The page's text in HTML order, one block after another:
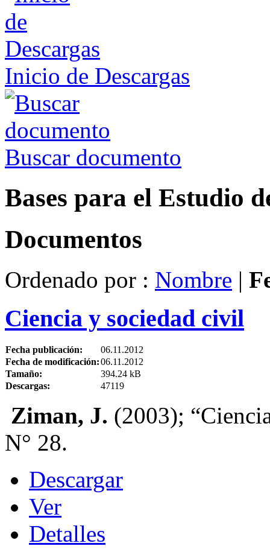
Inicio de Descargas
Buscar documento
Bases para el Estudio
Documentos
Ordenado por : Nombre |
Ciencia y sociedad civil
Fecha publicación:
06.11.2012
Fecha de modificación:06.11.2012
Tamaño:
394.24 kB
Descargas:
47119
Ziman, J. (2003);
N° 28.
Descargar
Ver
Detalles